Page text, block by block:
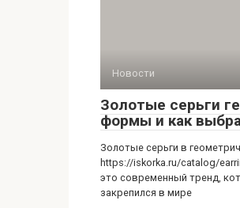
Новости
Золотые серьги
формы и как
Золотые серьги в
https://iskorka.ru/catalog/
это современный тренд,
закрепился в мире